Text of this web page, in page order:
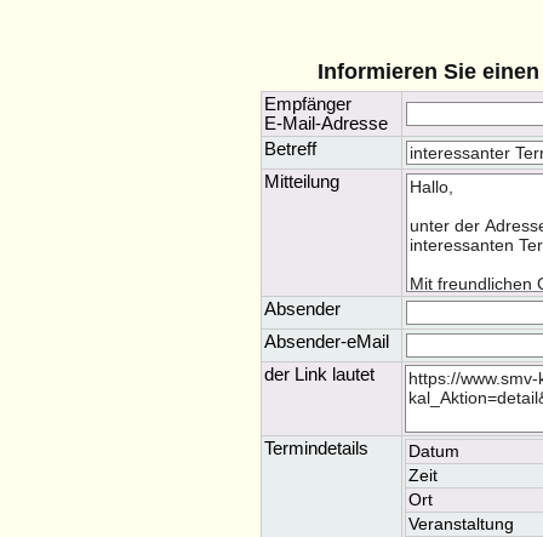
Informieren Sie
Empfänger
E-Mail-Adresse
Betreff
Mitteilung
Absender
Absender-eMail
der Link lautet
Termindetails
Datum
Zeit
Ort
Veranstaltung